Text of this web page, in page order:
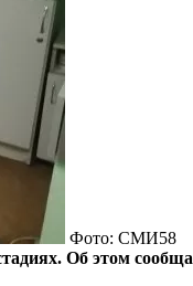
Фото: СМИ58
Об этом